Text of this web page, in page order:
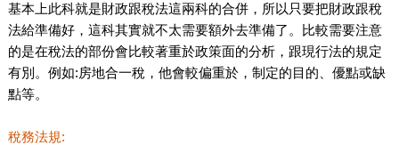
基本上此科就是財政跟稅法這兩科的合併，所以只要把財政跟稅
法給準備好，這科其實就不太需要額外去準備了。比較需要注意
的是在稅法的部份會比較著重於政策面的分析，跟現行法的規定
有別。例如:房地合一稅，他會較偏重於，制定的目的、優點或缺
點等。
稅務法規: